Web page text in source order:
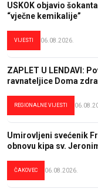
USKOK objavio
“vječne kemikalije”
VIJESTI 06.08.2026.
ZAPLET U LENDAVI:
ravnateljice Doma
REGIONALNE VIJESTI
Umirovljeni svećenik
obnovu kipa sv.
ČAKOVEC 06.08.2026.